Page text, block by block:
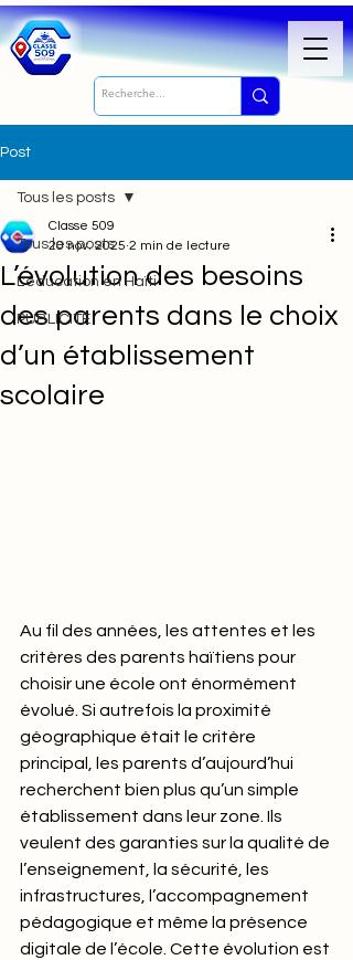
Post
Tous les posts
L'éducation en Haïti
PUBLICITÉ
Tous les posts
L’évolution des besoins
des parents dans le choix
d’un établissement
scolaire
Classe 509
20 nov. 2025 2 min de lecture
Au fil des années, les attentes et les
critères des parents haïtiens pour
choisir une école ont énormément
évolué. Si autrefois la proximité
géographique était le critère
principal, les parents d’aujourd’hui
recherchent bien plus qu’un simple
établissement dans leur zone. Ils
veulent des garanties sur la qualité de
l’enseignement, la sécurité, les
infrastructures, l’accompagnement
pédagogique et même la présence
digitale de l’école. Cette évolution est